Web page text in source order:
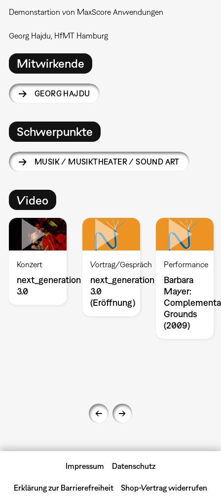
Demonstartion von MaxScore Anwendungen
Georg Hajdu, HfMT Hamburg
Mitwirkende
GEORG HAJDU
Schwerpunkte
MUSIK / MUSIKTHEATER / SOUND ART
Video
Konzert
next_generation
3.0
Vortrag/Gespräch
next_generation
3.0
(Eröffnung)
Performance
Barbara
Mayer:
Grounds
(2009)
Impressum Datenschutz
Erklärung zur Barrierefreiheit Shop-Vertrag widerrufen